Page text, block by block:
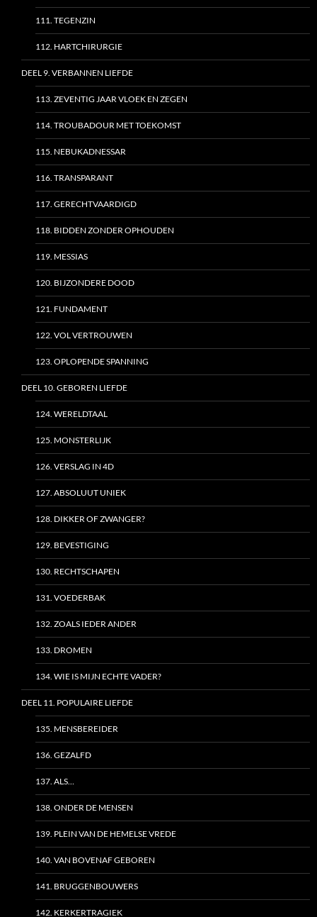
111. TEGENZIN
112. HARTCHIRURGIE
DEEL 9. VERBANNEN LIEFDE
113. ZEVENTIG JAAR VLOEK EN ZEGEN
114. TROUBADOUR MET TOEKOMST
115. NEBUKADNESSAR
116. TRANSPARANT
117. GERECHTVAARDIGD
118. BIDDEN ZONDER OPHOUDEN
119. MESSIAS
120. BIJZONDERE DOOD
121. FUNDAMENT
122. VOL VERTROUWEN
123. OPLOPENDE SPANNING
DEEL 10. GEBOREN LIEFDE
124. WERELDTAAL
125. MONSTERLIJK
126. VERSLAG IN 4D
127. ABSOLUUT UNIEK
128. DIKKER OF ZWANGER?
129. BEVESTIGING
130. RECHTSCHAPEN
131. VOEDERBAK
132. ZOALS IEDER ANDER
133. DROMEN
134. WIE IS MIJN ECHTE VADER?
DEEL 11. POPULAIRE LIEFDE
135. MENSBEREIDER
136. GEZALFD
137. ALS…
138. ONDER DE MENSEN
139. PLEIN VAN DE HEMELSE VREDE
140. VAN BOVENAF GEBOREN
141. BRUGGENBOUWERS
142. KERKERTRAGIEK